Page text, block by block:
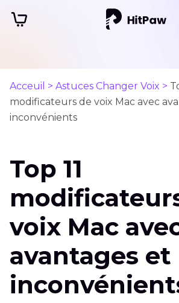
Acceuil > Astuces Changer Voix >
modificateurs de voix Mac‍ avec
inconvénients
Top 11
voix Mac‍
avantages et